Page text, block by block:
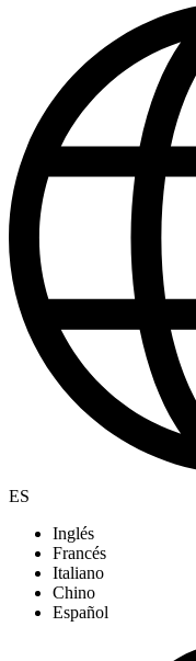
ES
Inglés
Francés
Italiano
Chino
Español